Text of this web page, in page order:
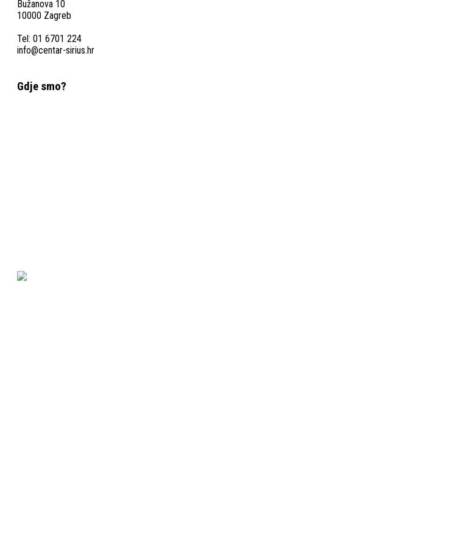
Bužanova 10
10000 Zagreb
Tel: 01 6701 224
info@centar-sirius.hr
Gdje smo?